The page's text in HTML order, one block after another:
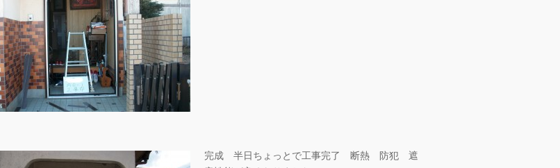
完成 半日ちょっとで工事完了 断熱 防犯 遮